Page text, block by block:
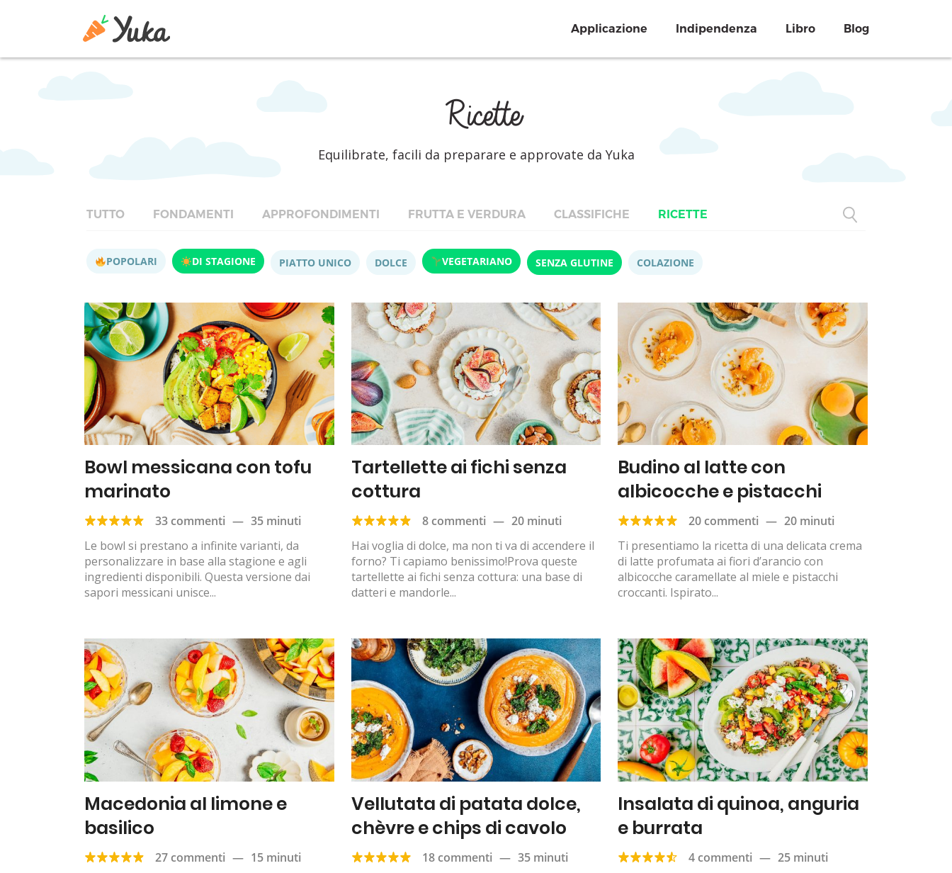
Applicazione Indipendenza Libro Blog
Ricette
Equilibrate, facili da preparare e approvate da Yuka
TUTTO FONDAMENTI APPROFONDIMENTI FRUTTA E VERDURA CLASSIFICHE RICETTE
POPOLARI DI STAGIONE PIATTO UNICO DOLCE VEGETARIANO SENZA GLUTINE COLAZIONE
Bowl messicana con tofu
marinato
33 commenti — 35 minuti
Le bowl si prestano a infinite varianti, da
personalizzare in base alla stagione e agli
ingredienti disponibili. Questa versione dai
sapori messicani unisce...
Tartellette ai fichi senza
cottura
8 commenti — 20 minuti
Hai voglia di dolce, ma non ti va di accendere il
forno? Ti capiamo benissimo!Prova queste
tartellette ai fichi senza cottura: una base di
datteri e mandorle...
Budino al latte con
albicocche e pistacchi
20 commenti — 20 minuti
Ti presentiamo la ricetta di una delicata crema
di latte profumata ai fiori d’arancio con
albicocche caramellate al miele e pistacchi
croccanti. Ispirato...
Macedonia al limone e
basilico
27 commenti — 15 minuti
Vellutata di patata dolce,
chèvre e chips di cavolo
18 commenti — 35 minuti
Insalata di quinoa, anguria
e burrata
4 commenti — 25 minuti